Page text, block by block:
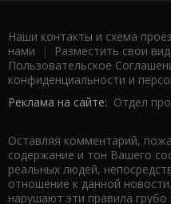
Наши контакты и схема
нами | Разместить свои
Пользовательское
конфиденциальности и
Реклама на сайте: Отдел
Оставляя комментарий,
содержание и тон Вашего
реальных людей,
отношение к данной
нарушают эти правила грубо